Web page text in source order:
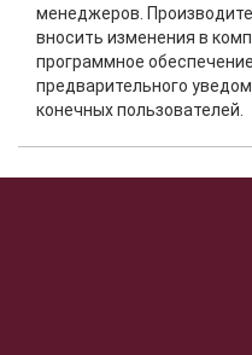
менеджеров.
вносить изменения в
программное
предварительного
конечных пользователей.